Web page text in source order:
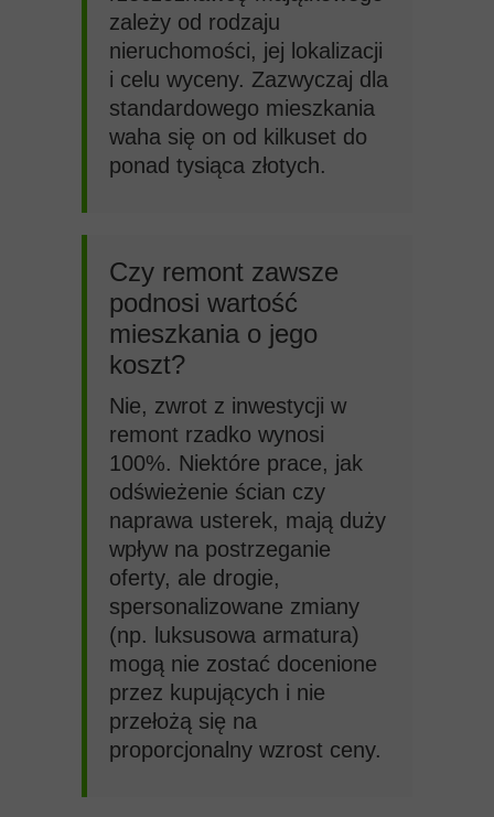
zależy od rodzaju
nieruchomości, jej lokalizacji
i celu wyceny. Zazwyczaj dla
standardowego mieszkania
waha się on od kilkuset do
ponad tysiąca złotych.
Czy remont zawsze
podnosi wartość
mieszkania o jego
koszt?
Nie, zwrot z inwestycji w
remont rzadko wynosi
100%. Niektóre prace, jak
odświeżenie ścian czy
naprawa usterek, mają duży
wpływ na postrzeganie
oferty, ale drogie,
spersonalizowane zmiany
(np. luksusowa armatura)
mogą nie zostać docenione
przez kupujących i nie
przełożą się na
proporcjonalny wzrost ceny.